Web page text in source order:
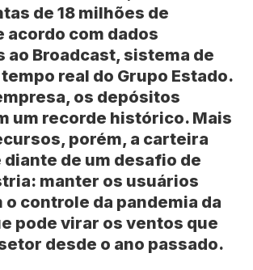
de 18 milhões de
acordo com dados
ao Broadcast, sistema de
real do Grupo Estado.
os depósitos
um recorde histórico. Mais
porém, a carteira
de um desafio de
manter os usuários
o controle da pandemia da
pode virar os ventos que
desde o ano passado.